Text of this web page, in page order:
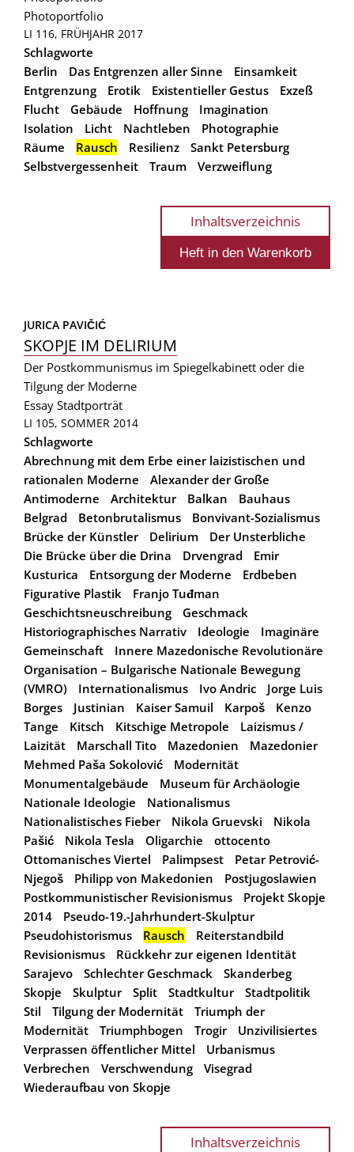
Photoportfolio
LI 116, FRÜHJAHR 2017
Schlagworte
Berlin
Das Entgrenzen aller Sinne
Einsamkeit
Entgrenzung
Erotik Existentieller Gestus
Exzeß
Flucht
Gebäude Hoffnung
Imagination
Isolation
Licht Nachtleben
Photographie
Räume
Rausch Resilienz
Sankt Petersburg
Selbstvergessenheit
Traum Verzweiflung
Inhaltsverzeichnis
JURICA PAVIČIĆ
SKOPJE IM DELIRIUM
Der Postkommunismus im Spiegelkabinett oder die
Tilgung der Moderne
Essay Stadtporträt
LI 105, SOMMER 2014
Schlagworte
Abrechnung mit dem Erbe einer laizistischen und
rationalen Moderne
Alexander der Große
Antimoderne
Architektur Balkan
Bauhaus
Belgrad
Betonbrutalismus
Bonvivant-Sozialismus
Brücke der Künstler
Delirium
Der Unsterbliche
Die Brücke über die Drina
Drvengrad
Emir
Kusturica
Entsorgung der Moderne
Erdbeben
Figurative Plastik
Franjo Tuđman
Geschichtsneuschreibung
Geschmack
Historiographisches Narrativ
Ideologie
Imaginäre
Gemeinschaft
Innere Mazedonische Revolutionäre
Organisation – Bulgarische Nationale Bewegung
(VMRO)
Internationalismus Ivo Andric
Jorge Luis
Borges
Justinian Kaiser Samuil Karpoš
Kenzo
Tange
Kitsch Kitschige Metropole
Laizismus /
Laizität
Marschall Tito Mazedonien
Mazedonier
Mehmed Paša Sokolović
Modernität
Monumentalgebäude
Museum für Archäologie
Nationale Ideologie
Nationalismus
Nationalistisches Fieber
Nikola Gruevski
Nikola
Pašić
Nikola Tesla Oligarchie
ottocento
Ottomanisches Viertel
Palimpsest
Petar Petrović-
Njegoš
Philipp von Makedonien
Postjugoslawien
Postkommunistischer Revisionismus
Projekt Skopje
2014
Pseudo-19.-Jahrhundert-Skulptur
Pseudohistorismus
Rausch
Reiterstandbild
Revisionismus
Rückkehr zur eigenen Identität
Sarajevo
Schlechter Geschmack
Skanderbeg
Skopje
Skulptur Split Stadtkultur
Stadtpolitik
Stil
Tilgung der Modernität
Triumph der
Modernität
Triumphbogen Trogir
Unzivilisiertes
Verprassen öffentlicher Mittel
Urbanismus
Verbrechen
Verschwendung
Visegrad
Wiederaufbau von Skopje
Inhaltsverzeichnis